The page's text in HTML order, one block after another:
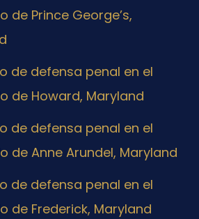
de Prince George’s,
de defensa penal en el
de Howard, Maryland
de defensa penal en el
de Anne Arundel, Maryland
de defensa penal en el
de Frederick, Maryland